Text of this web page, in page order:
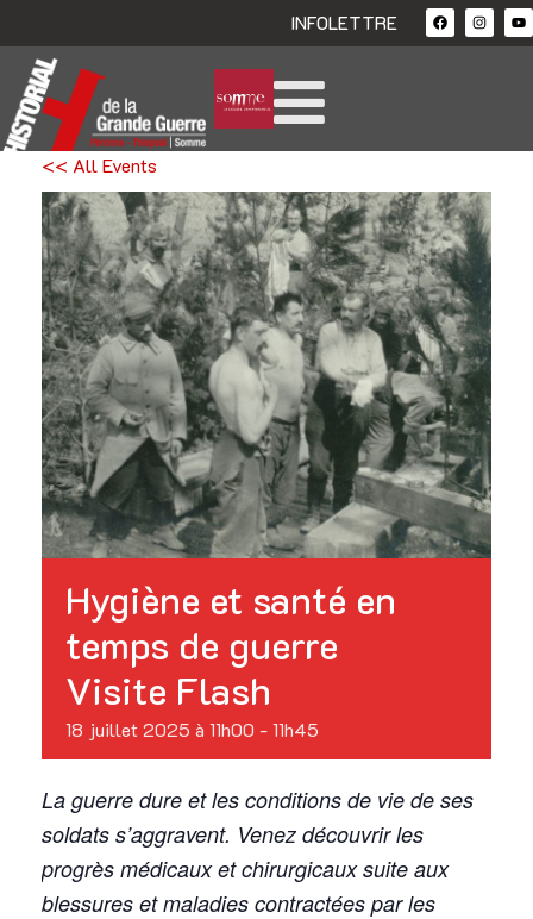
INFOLETTRE
<< All Events
Hygiène et santé en
temps de guerre
Visite Flash
18 juillet 2025 à 11h00 -11h45
La guerre dure et les conditions de vie de ses
soldats s’aggravent. Venez découvrir les
progrès médicaux et chirurgicaux suite aux
blessures et maladies contractées par les